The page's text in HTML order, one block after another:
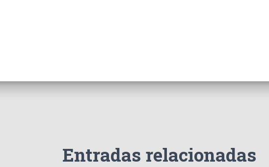
Entradas relacionadas